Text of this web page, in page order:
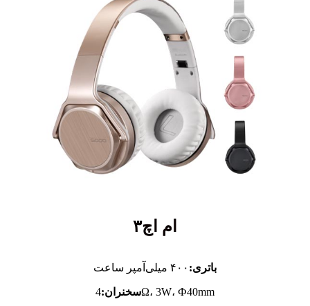
ام اچ۳
باتری: ۴۰۰ میلی‌آمپر ساعت
سخنران:4Ω، 3W، Ф40mm